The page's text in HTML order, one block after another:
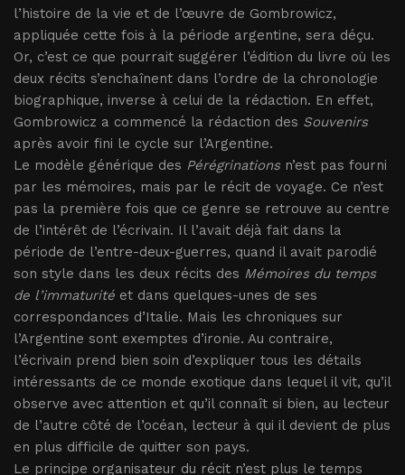
l’histoire de la vie et de l’œuvre de Gombrowicz,
appliquée cette fois à la période argentine, sera déçu.
Or, c’est ce que pourrait suggérer l’édition du livre où les
deux récits s’enchaînent dans l’ordre de la chronologie
biographique, inverse à celui de la rédaction. En effet,
Gombrowicz a commencé la rédaction des Souvenirs
après avoir fini le cycle sur l’Argentine.
Le modèle générique des Pérégrinationsn’est pas fourni
par les mémoires, mais par le récit de voyage. Ce n’est
pas la première fois que ce genre se retrouve au centre
de l’intérêt de l’écrivain. Il l’avait déjà fait dans la
période de l’entre-deux-guerres, quand il avait parodié
son style dans les deux récits des Mémoires du temps
de l’immaturité et dans quelques-unes de ses
correspondances d’Italie. Mais les chroniques sur
l’Argentine sont exemptes d’ironie. Au contraire,
l’écrivain prend bien soin d’expliquer tous les détails
intéressants de ce monde exotique dans lequel il vit, qu’il
observe avec attention et qu’il connaît si bien, au lecteur
de l’autre côté de l’océan, lecteur à qui il devient de plus
en plus difficile de quitter son pays.
Le principe organisateur du récit n’est plus le temps